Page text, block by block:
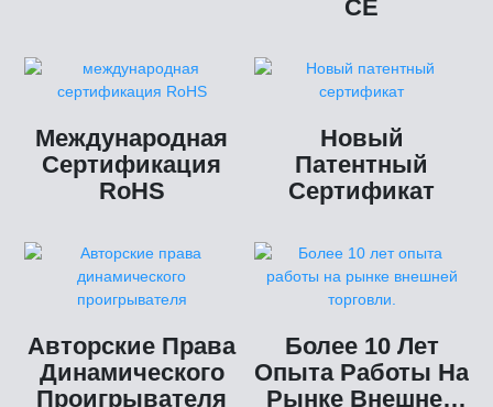
CE
Международная
Сертификация
RoHS
Новый
Патентный
Сертификат
Авторские Права
Динамического
Проигрывателя
Более 10 Лет
Опыта Работы На
Рынке Внешней